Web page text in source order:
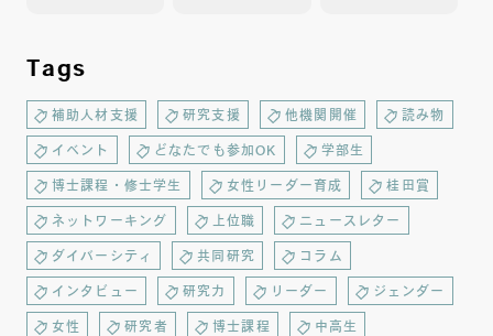
Tags
補助人材支援 研究支援 他機関開催 読み物
イベント どなたでも参加OK 学部生
博士課程・修士学生 女性リーダー育成 桂田賞
ネットワーキング 上位職 ニュースレター
ダイバーシティ 共同研究 コラム
インタビュー 研究力 リーダー ジェンダー
女性 研究者 博士課程 中高生